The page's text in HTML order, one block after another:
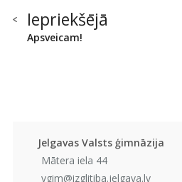
Iepriekšējā
Apsveicam!
Jelgavas Valsts ģimnāzija
Mātera iela 44
vgim@izglitiba.jelgava.lv